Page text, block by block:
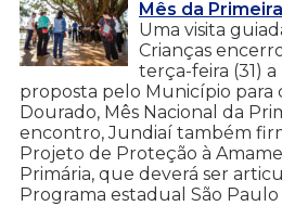
Mês da
Uma visita
Crianças
terça-feira (31)
proposta pelo Município para
Dourado, Mês Nacional da
encontro, Jundiaí também
Projeto de Proteção à
Primária, que deverá ser
Programa estadual São Paulo